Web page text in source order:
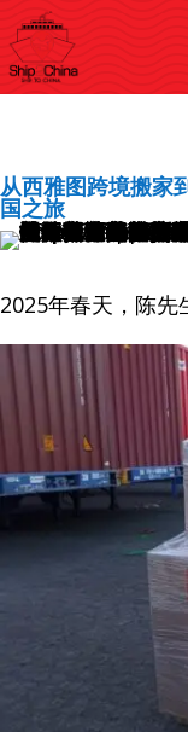
从西雅图跨境搬
国之旅
2025年春天，陈先